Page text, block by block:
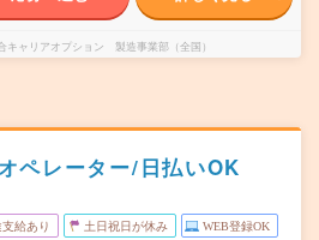
キャリアオプション 製造事業部（全国）
ペレーター/日払いOK
給あり 土日祝日が休み WEB登録OK